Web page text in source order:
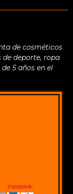
de cosméticos
de deporte, ropa
5 años en el